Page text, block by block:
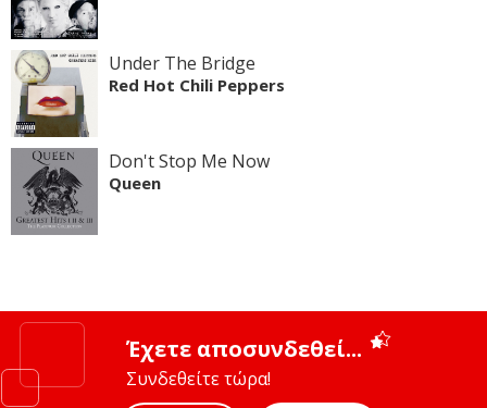
Under The Bridge
Red Hot Chili Peppers
Don't Stop Me Now
Queen
Έχετε αποσυνδεθεί...
Συνδεθείτε τώρα!